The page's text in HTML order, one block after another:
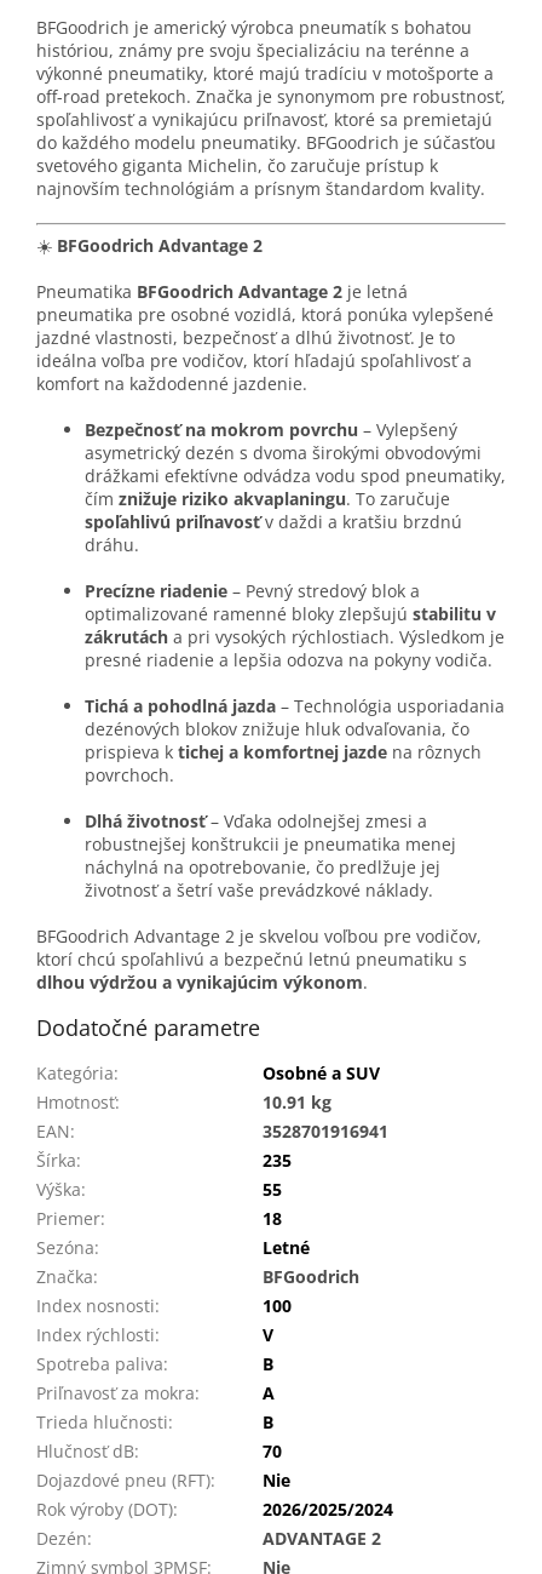
BFGoodrich je americký výrobca pneumatík s bohatou
históriou, známy pre svoju špecializáciu na terénne a
výkonné pneumatiky, ktoré majú tradíciu v motošporte a
off-road pretekoch. Značka je synonymom pre robustnosť,
spoľahlivosť a vynikajúcu priľnavosť, ktoré sa premietajú
do každého modelu pneumatiky. BFGoodrich je súčasťou
svetového giganta Michelin, čo zaručuje prístup k
najnovším technológiám a prísnym štandardom kvality.
☀️ BFGoodrich Advantage 2
Pneumatika BFGoodrich Advantage 2 je letná
pneumatika pre osobné vozidlá, ktorá ponúka vylepšené
jazdné vlastnosti, bezpečnosť a dlhú životnosť. Je to
ideálna voľba pre vodičov, ktorí hľadajú spoľahlivosť a
komfort na každodenné jazdenie.
Bezpečnosť na mokrom povrchu – Vylepšený
asymetrický dezén s dvoma širokými obvodovými
drážkami efektívne odvádza vodu spod pneumatiky,
čím znižuje riziko akvaplaningu. To zaručuje
spoľahlivú priľnavosťv daždi a kratšiu brzdnú
dráhu.
Precízne riadenie – Pevný stredový blok a
optimalizované ramenné bloky zlepšujú stabilitu v
zákrutách a pri vysokých rýchlostiach. Výsledkom je
presné riadenie a lepšia odozva na pokyny vodiča.
Tichá a pohodlná jazda – Technológia usporiadania
dezénových blokov znižuje hluk odvaľovania, čo
prispieva k tichej a komfortnej jazde na rôznych
povrchoch.
Dlhá životnosť– Vďaka odolnejšej zmesi a
robustnejšej konštrukcii je pneumatika menej
náchylná na opotrebovanie, čo predlžuje jej
životnosť a šetrí vaše prevádzkové náklady.
BFGoodrich Advantage 2 je skvelou voľbou pre vodičov,
ktorí chcú spoľahlivú a bezpečnú letnú pneumatiku s
dlhou výdržou a vynikajúcim výkonom.
Dodatočné parametre
Kategória:
Osobné a SUV
Hmotnosť:
10.91 kg
EAN:
3528701916941
Šírka:
235
Výška:
55
Priemer:
18
Sezóna:
Letné
Značka:
BFGoodrich
Index nosnosti:
100
Index rýchlosti:
V
Spotreba paliva:
B
Priľnavosť za mokra:
A
Trieda hlučnosti:
B
Hlučnosť dB:
70
Dojazdové pneu (RFT):
Nie
Rok výroby (DOT):
2026/2025/2024
Dezén:
ADVANTAGE 2
Zimný symbol 3PMSF:
Nie